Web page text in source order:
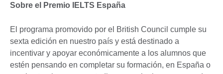
Sobre el Premio IELTS España
El programa promovido por el British Council cumple su
sexta edición en nuestro país y está destinado a
incentivar y apoyar económicamente a los alumnos que
estén pensando en completar su formación, en España o